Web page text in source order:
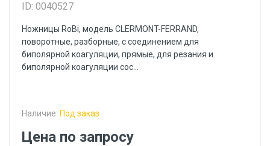
ID: 0040527
Ножницы RoBi, модель CLERMONT-FERRAND,
поворотные, разборные, с соединением для
биполярной коагуляции, прямые, для резания и
биполярной коагуляции сос...
Наличие: Под заказ
Цена по запросу